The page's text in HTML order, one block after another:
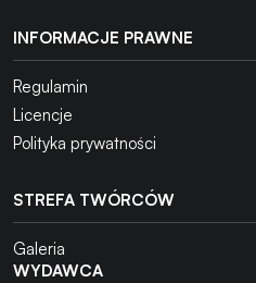
INFORMACJE PRAWNE
Regulamin
Licencje
Polityka prywatności
STREFA TWÓRCÓW
Galeria
WYDAWCA